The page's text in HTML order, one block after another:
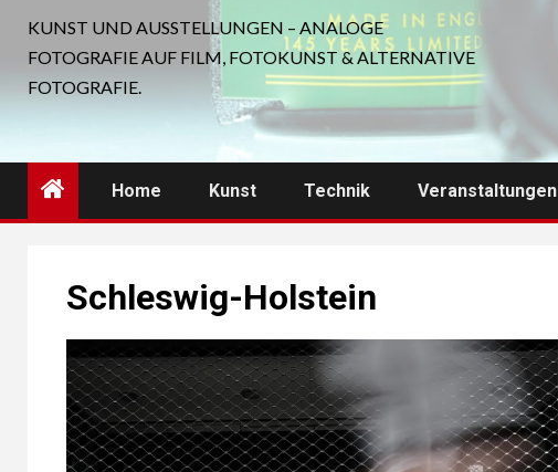
KUNST UND AUSSTELLUNGEN – ANALOGE
FOTOGRAFIE AUF FILM, FOTOKUNST & ALTERNATIVE
FOTOGRAFIE.
Home Kunst Technik Veranstaltungen
Schleswig-Holstein